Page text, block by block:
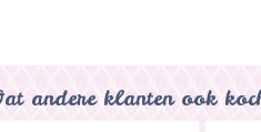
andere klanten ook